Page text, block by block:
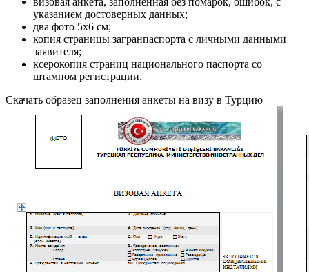
указанием достоверных данных;
два фото 5х6 см;
копия страницы загранпаспорта с личными данными
заявителя;
ксерокопия страниц национального паспорта со
штампом регистрации.
Скачать образец заполнения анкеты на визу в Турцию